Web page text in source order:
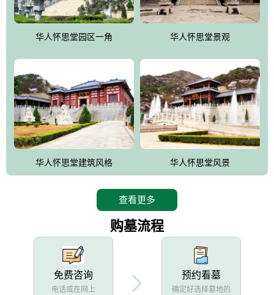
肖、八字、时辰亦可参考地理方位、职业、兴趣爱好等等。堂中是
地宫陵寝式的，入口楹联选材于著名田园诗人陶渊明"亲戚或余悲，
他人亦已歌，死后何所道，托体同山阿"中的后两句。反应了回归大
雀，后玄武"的四大吉祥物铜雕挂件。
华人怀思堂园区一角 华人怀思堂景观
华人怀思堂建筑风格 华人怀思堂风景
查看更多
购墓流程
免费咨询
电话或在网上
预约看墓
确定好选择墓地的